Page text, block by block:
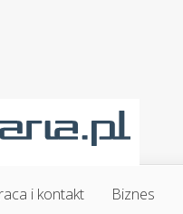
i kontakt Biznes